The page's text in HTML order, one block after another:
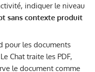
indiquer le niveau
sans contexte produit
pour les documents
Chat traite les PDF,
le document comme